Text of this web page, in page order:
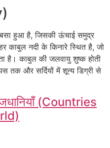
हुआ है, जिसकी ऊंचाई समुद्र
काबुल नदी के किनारे स्थित है, जो
है। काबुल की जलवायु शुष्क होती
तक और सर्दियों में शून्य डिग्री से
(Countries